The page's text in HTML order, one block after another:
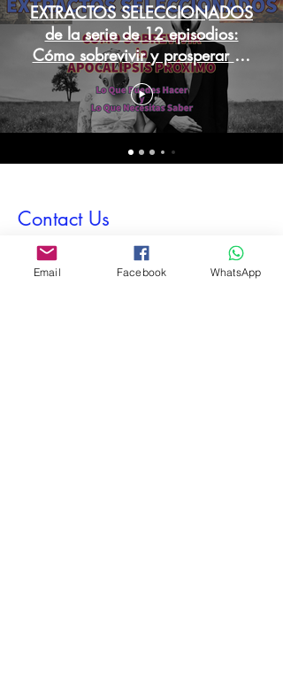
EXTRACTOS SELECCIONADOS
de la serie de 12 episodios:
Cómo sobrevivir y prosperar en
el apocalipsis venidero
Contact Us
First Name
Email Facebook WhatsApp